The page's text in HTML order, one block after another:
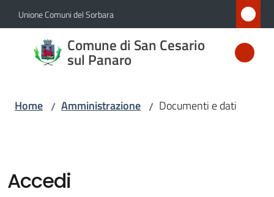
Vai al contenuto
Vai alla navigazione
Vai al footer
Unione Comuni del Sorbara
Comune di San Cesario
sul Panaro
Comune
di San
Panaro
Amministrazione
Menu selezionato
Home / Amministrazione / Documenti e dati
Accedi